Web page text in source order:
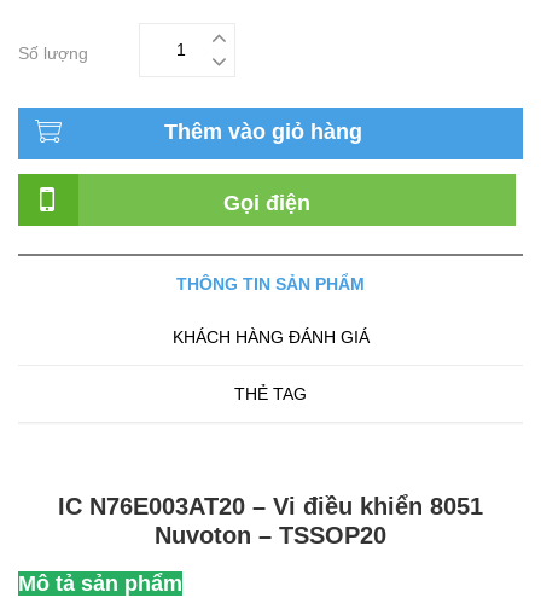
Số lượng
Thêm vào giỏ hàng
Gọi điện
THÔNG TIN SẢN PHẨM
KHÁCH HÀNG ĐÁNH GIÁ
THẺ TAG
IC N76E003AT20 – Vi điều khiển 8051
Nuvoton – TSSOP20
Mô tả sản phẩm